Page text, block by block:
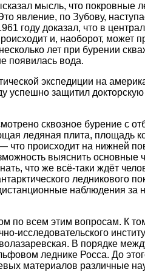
мысль, что покровные
явление, по Зубову,
году доказал, что в
и, наоборот, может
лет при бурении
появилась вода.
экспедиции на
защитил
сквозное бурение с
ледяная плита, площадь
происходит на нижней
выяснить
что же всё-таки ждёт
ледникового
наблюдения
всем этим вопросам. К
исследовательского
В порядке
леднике Росса. До
материалов различные